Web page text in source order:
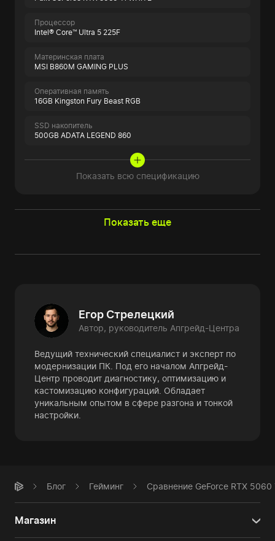
Процессор
Intel® Core™ Ultra 5 225F
Материнская плата
MSI B860M GAMING PLUS
Оперативная память
16GB Kingston Fury Beast RGB
SSD накопитель
500GB ADATA LEGEND 860
Показать всю спецификацию
Показать еще
Егор Стрелецкий
Автор, руководитель Апгрейд-Центра
Ведущий технический специалист и эксперт по
модернизации ПК. Под его началом Апгрейд-
Центр проводит диагностику, оптимизацию и
кастомизацию конфигураций. Обладает
уникальным опытом в сфере разгона и тонкой
настройки.
Блог Гейминг Сравнение GeForce RTX
Магазин